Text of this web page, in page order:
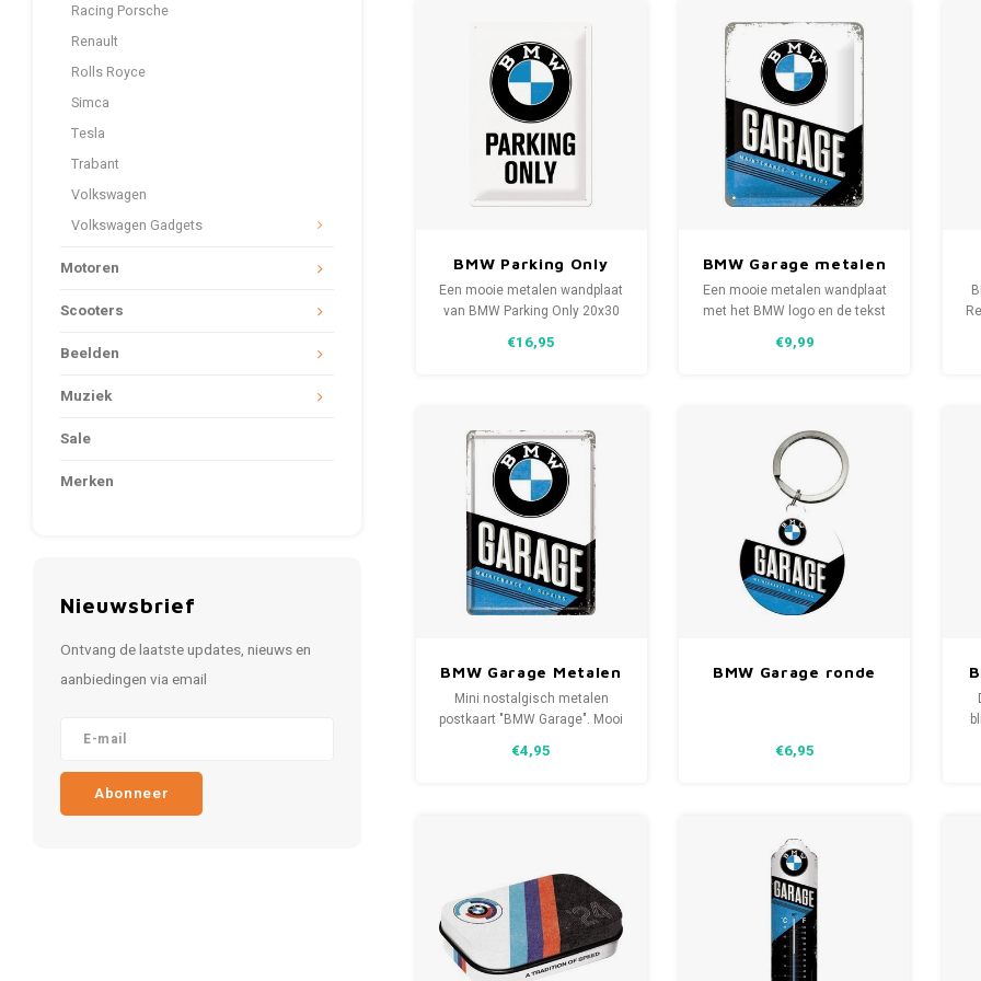
Racing Porsche
Renault
Rolls Royce
Simca
Tesla
Trabant
Volkswagen
Volkswagen Gadgets
Motoren
Scooters
Beelden
Muziek
Sale
Merken
Nieuwsbrief
Ontvang de laatste updates, nieuws en
aanbiedingen via email
Abonneer
BMW Parking Only
metalen bord 20x30
cm
Een mooie metalen wandplaat
van BMW Parking Only 20x30
gebogen randen en de
€16,95
BMW Garage metalen
wandbord in reliëf
Een mooie metalen wandplaat
met het BMW logo en de tekst
15x20 cm. Een tijdloze
€9,99
BMW Garage Metalen
Postcard 10x14 cm
Mini nostalgisch metalen
postkaart "BMW Garage". Mooi
afgewerkt metalen
€4,95
BMW Garage ronde
€6,95